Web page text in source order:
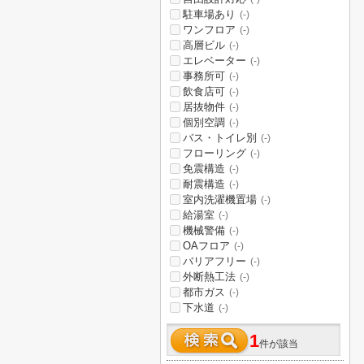
駐車場あり (-)
ワンフロア (-)
高層ビル (-)
エレベーター (-)
事務所可 (-)
飲食店可 (-)
居抜物件 (-)
個別空調 (-)
バス・トイレ別 (-)
フローリング (-)
免震構造 (-)
耐震構造 (-)
室内洗濯機置場 (-)
給湯室 (-)
機械警備 (-)
OAフロア (-)
バリアフリー (-)
外断熱工法 (-)
都市ガス (-)
下水道 (-)
1件が該当